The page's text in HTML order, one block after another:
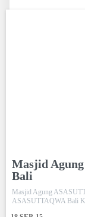
Masjid
Bali
Masjid Agung
ASASUTTAQWA Bali